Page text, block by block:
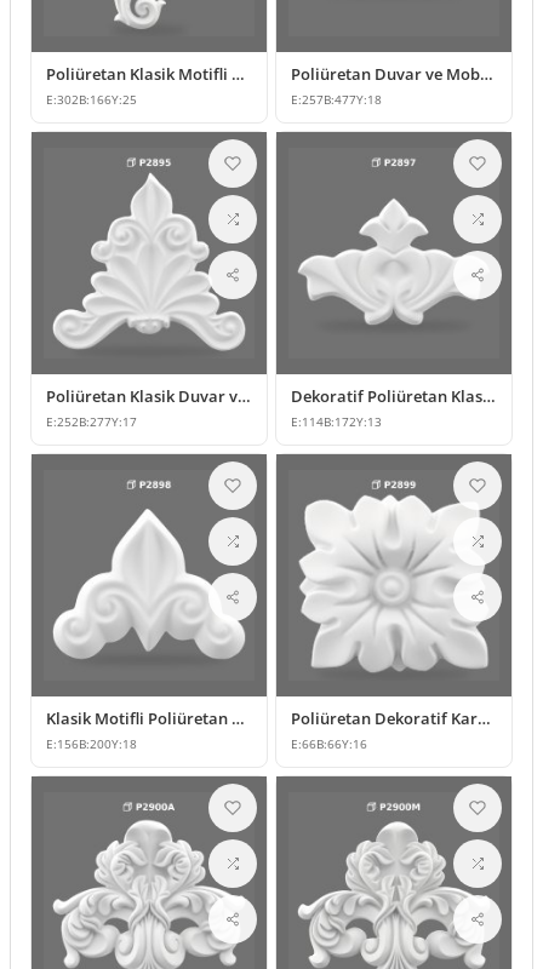
Poliüretan Klasik Motifli Duvar ve Mobilya Süsleme Modeli
E:302B:166Y:25
Poliüretan Duvar ve Mobilya Süsleme Modelleri
E:257B:477Y:18
Poliüretan Klasik Duvar ve Mobilya Süsleme Modeli
E:252B:277Y:17
Dekoratif Poliüretan Klasik Duvar ve Mobilya Süsleme Modeli
E:114B:172Y:13
Klasik Motifli Poliüretan Dekoratif Duvar Süsleme Modeli
E:156B:200Y:18
Poliüretan Dekoratif Kare Çiçek Motifli Süsleme Tasarımı
E:66B:66Y:16